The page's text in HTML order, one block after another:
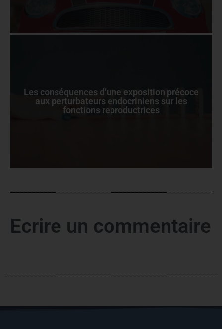
Les conséquences d’une exposition précoce
aux perturbateurs endocriniens sur les
fonctions reproductrices
Ecrire un commentaire